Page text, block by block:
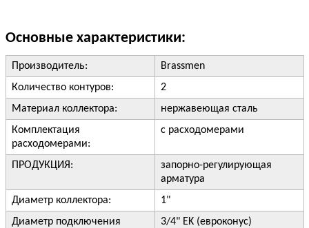
Основные характеристики:
Производитель:
Brassmen
Количество контуров:
2
Материал коллектора:
нержавеющая сталь
Комплектация
расходомерами:
с расходомерами
ПРОДУКЦИЯ:
запорно-регулирующая
арматура
Диаметр коллектора:
1"
Диаметр подключения
3/4" EK (евроконус)